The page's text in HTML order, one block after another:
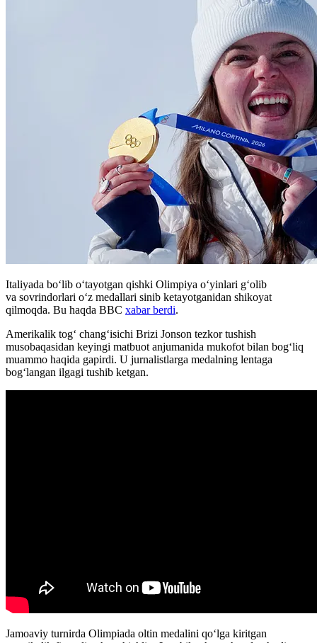
Italiyada bo‘lib oʻtayotgan qishki Olimpiya o‘yinlari g‘olib
va sovrindorlari oʻz medallari sinib ketayotganidan shikoyat
qilmoqda. Bu haqda BBC xabar berdi.
Amerikalik tog‘ chang‘isichi Brizi Jonson tezkor tushish
musobaqasidan keyingi matbuot anjumanida mukofot bilan bog‘liq
muammo haqida gapirdi. U jurnalistlarga medalning lentaga
bog‘langan ilgagi tushib ketgan.
Jamoaviy turnirda Olimpiada oltin medalini qo‘lga kiritgan